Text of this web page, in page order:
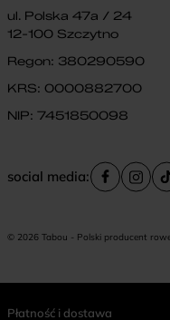
ul. Polska 47a / 24
12-100 Szczytno
Regon: 380290590
KRS: 0000882700
NIP: 7451850098
social media:
© 2026 Tabou - Polski producent
Płatność i dostawa